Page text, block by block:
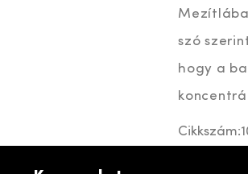
szó
hogy a
Cikkszám: